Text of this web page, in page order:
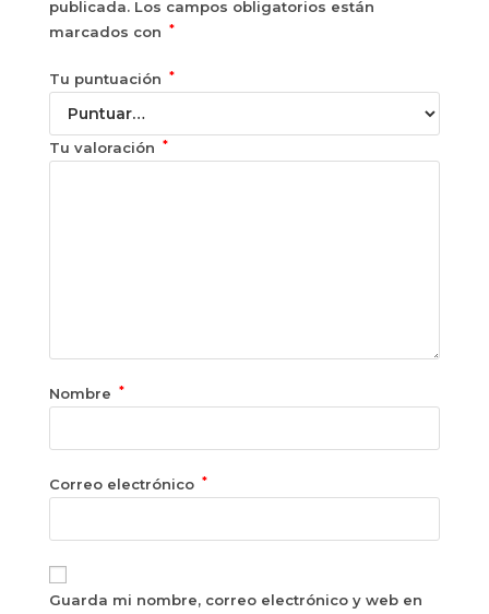
publicada. Los campos obligatorios están
marcados con
*
Tu puntuación *
Tu valoración *
Nombre *
Correo electrónico *
Guarda mi nombre, correo electrónico y web en